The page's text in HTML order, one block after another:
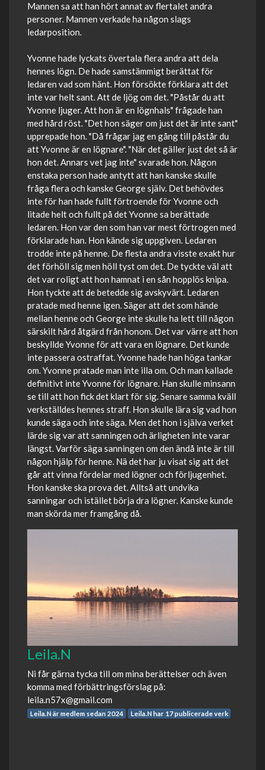
Mannen sa att han hört annat av flertalet andra
personer. Mannen verkade ha någon slags
ledarposition.
Yvonne hade lyckats övertala flera andra att dela
hennes lögn. De hade samstämmigt berättat för
ledaren vad som hänt. Hon försökte förklara att det
inte var helt sant. Att de ljög om det. "Påstår du att
Yvonne ljuger. Att hon är en lögnhals" frågade han
med hård röst. "Det hon säger om just det är inte sant"
upprepade hon. "Då frågar jag en gång till påstår du
att Yvonne är en lögnare". "När det gäller just det så är
hon det. Annars vet jag inte" svarade hon. Någon
enstaka person hade antytt att han kanske skulle
fråga flera och kanske George själv. Det behövdes
inte för han hade fullt förtroende för Yvonne och
litade helt och fullt på det Yvonne sa berättade
ledaren. Hon var den som han var mest förtrogen med
förklarade han. Hon kände sig uppgiven. Ledaren
trodde inte på henne. De flesta andra visste exakt hur
det förhöll sig men höll tyst om det. De tyckte väl att
det var roligt att hon hamnat i en sån hopplös knipa.
Hon tyckte att de betedde sig avskyvärt. Ledaren
pratade med henne igen. Säger att det som hände
mellan henne och George inte skulle ha lett till någon
särskilt hård åtgärd från honom. Det var värre att hon
beskyllde Yvonne för att vara en lögnare. Det kunde
inte passera ostraffat. Yvonne hade han höga tankar
om. Yvonne pratade man inte illa om. Och man kallade
definitivt inte Yvonne för lögnare. Han skulle minsann
se till att hon fick det klart för sig. Senare samma kväll
verkställdes hennes straff. Hon skulle lära sig vad hon
kunde säga och inte säga. Men det hon i själva verket
lärde sig var att sanningen och ärligheten inte varar
längst. Varför säga sanningen om den ändå inte är till
någon hjälp för henne. Nä det har ju visat sig att det
går att vinna fördelar med lögner och förljugenhet.
Hon kanske ska prova det. Alltså att undvika
sanningar och istället börja dra lögner. Kanske kunde
man skörda mer framgång då.
Leila.N
Ni får gärna tycka till om mina berättelser och även
komma med förbättringsförslag på:
leila.n57x@gmail.com
Leila.N är medlem sedan 2024 Leila.N har 17 publicerade verk